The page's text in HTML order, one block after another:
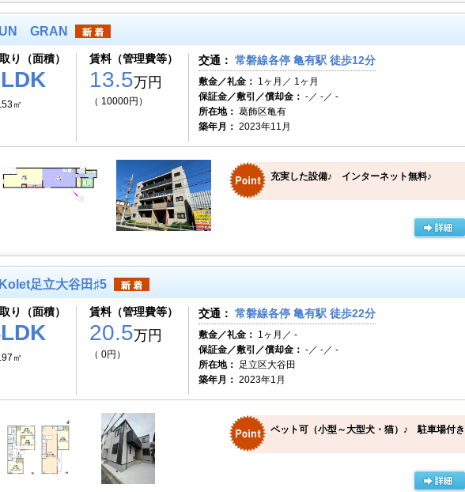
GRAN
り（面積）
㎡
賃料（管理費等）
13.5万円
（ 10000円）
交通： 常磐線各停 亀有駅 徒歩12分
敷金／礼金： 1ヶ月／ 1ヶ月
保証金／敷引／償却金： -／ -／ -
所在地： 葛飾区亀有
築年月： 2023年11月
充実した設備♪ インターネット無料♪
足立大谷田♯5
り（面積）
㎡
賃料（管理費等）
20.5万円
（ 0円）
交通： 常磐線各停 亀有駅 徒歩22分
敷金／礼金： 1ヶ月／ -
保証金／敷引／償却金： -／ -／ -
所在地： 足立区大谷田
築年月： 2023年1月
ペット可（小型～大型犬・猫）♪ 駐車場付